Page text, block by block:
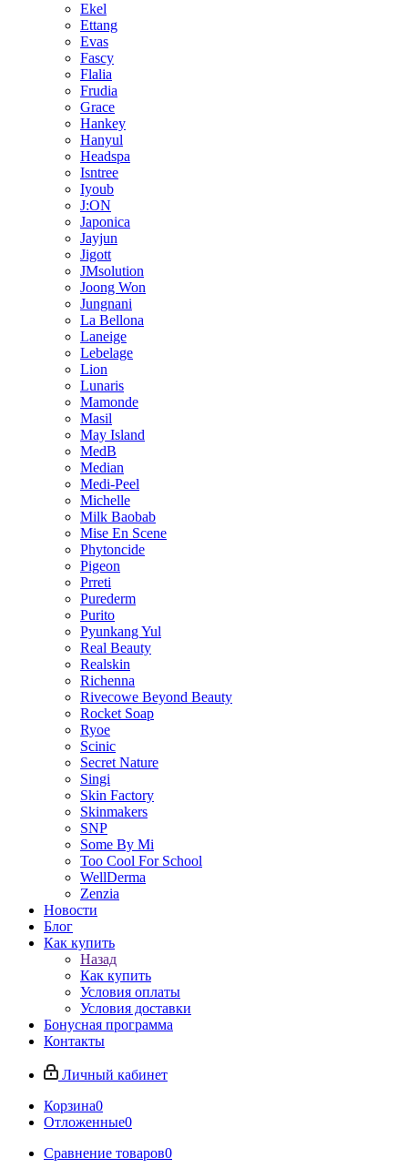
Ekel
Ettang
Evas
Fascy
Flalia
Frudia
Grace
Hankey
Hanyul
Headspa
Isntree
Iyoub
J:ON
Japonica
Jayjun
Jigott
JMsolution
Joong Won
Jungnani
La Bellona
Laneige
Lebelage
Lion
Lunaris
Mamonde
Masil
May Island
MedB
Median
Medi-Peel
Michelle
Milk Baobab
Mise En Scene
Phytoncide
Pigeon
Prreti
Purederm
Purito
Pyunkang Yul
Real Beauty
Realskin
Richenna
Rivecowe Beyond Beauty
Rocket Soap
Ryoe
Scinic
Secret Nature
Singi
Skin Factory
Skinmakers
SNP
Some By Mi
Too Cool For School
WellDerma
Zenzia
Новости
Блог
Как купить
Назад
Как купить
Условия оплаты
Условия доставки
Бонусная программа
Контакты
Личный кабинет
Корзина0
Отложенные0
Сравнение товаров0